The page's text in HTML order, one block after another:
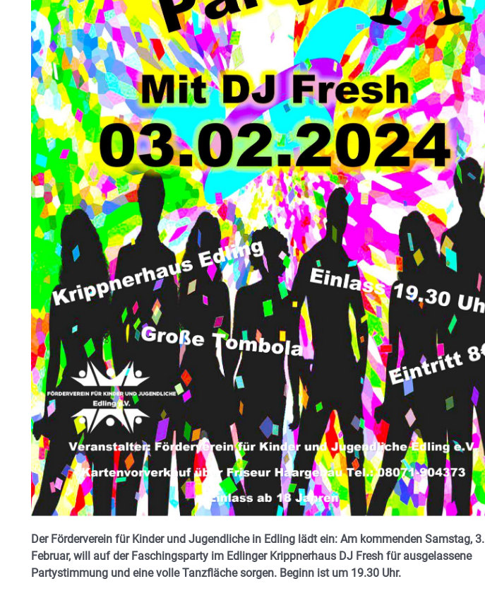
Der Förderverein für Kinder und Jugendliche in Edling lädt ein: Am kommenden Samstag, 3.
Februar, will auf der Faschingsparty im Edlinger Krippnerhaus DJ Fresh für ausgelassene
Partystimmung und eine volle Tanzfläche sorgen. Beginn ist um 19.30 Uhr.